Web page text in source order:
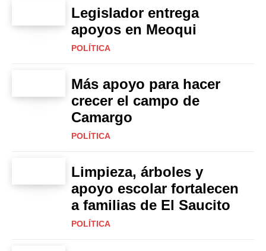
Legislador entrega
apoyos en Meoqui
POLÍTICA
Más apoyo para hacer
crecer el campo de
Camargo
POLÍTICA
Limpieza, árboles y
apoyo escolar fortalecen
a familias de El Saucito
POLÍTICA